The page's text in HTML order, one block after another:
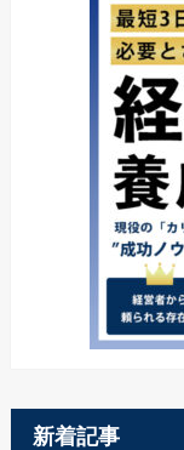
新着記事